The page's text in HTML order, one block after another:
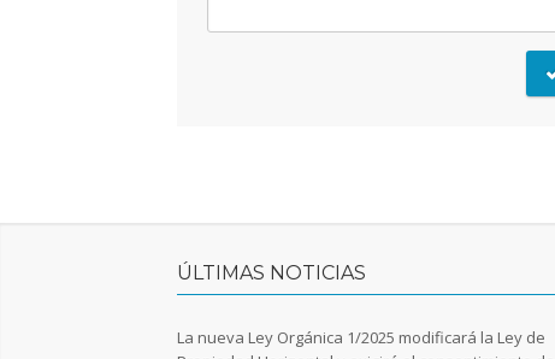
ÚLTIMAS NOTICIAS
La nueva Ley Orgánica 1/2025 modificará la Ley de